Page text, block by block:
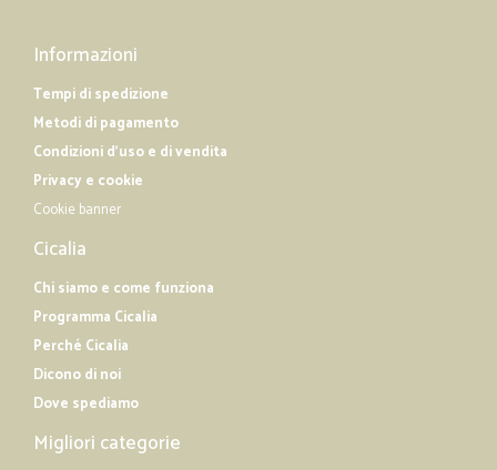
Informazioni
Tempi di spedizione
Metodi di pagamento
Condizioni d'uso e di vendita
Privacy e cookie
Cookie banner
Cicalia
Chi siamo e come funziona
Programma Cicalia
Perché Cicalia
Dicono di noi
Dove spediamo
Migliori categorie